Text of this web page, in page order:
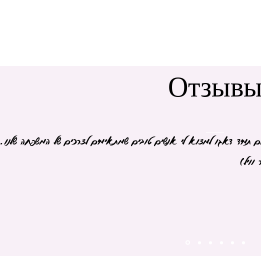
תמיד דאגו למצוא לי אנשים טובים שמתאימים לצרכים של המשפחה שלנו.